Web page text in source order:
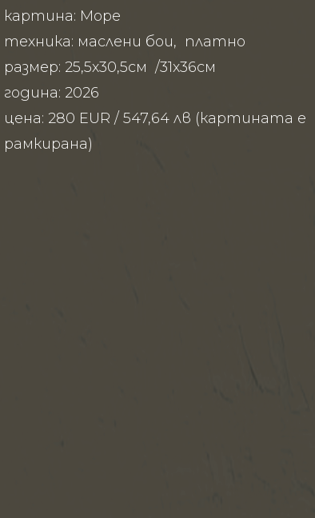
картина: Море
техника: маслени бои, платно
размер: 25,5х30,5см /31х36см
година: 2026
цена: 280 EUR / 547,64 лв (картината е
рамкирана)